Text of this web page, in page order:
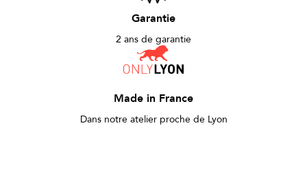
Garantie
2 ans de garantie
Made in France
Dans notre atelier proche de Lyon